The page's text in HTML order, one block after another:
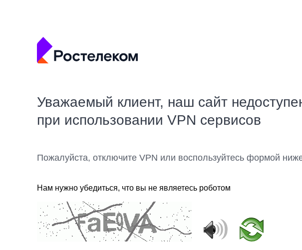
Уважаемый клиент, наш сайт
при использовании VPN сервисов
Пожалуйста, отключите VPN или воспользуйтесь формой
Нам нужно убедиться, что вы не являетесь роботом